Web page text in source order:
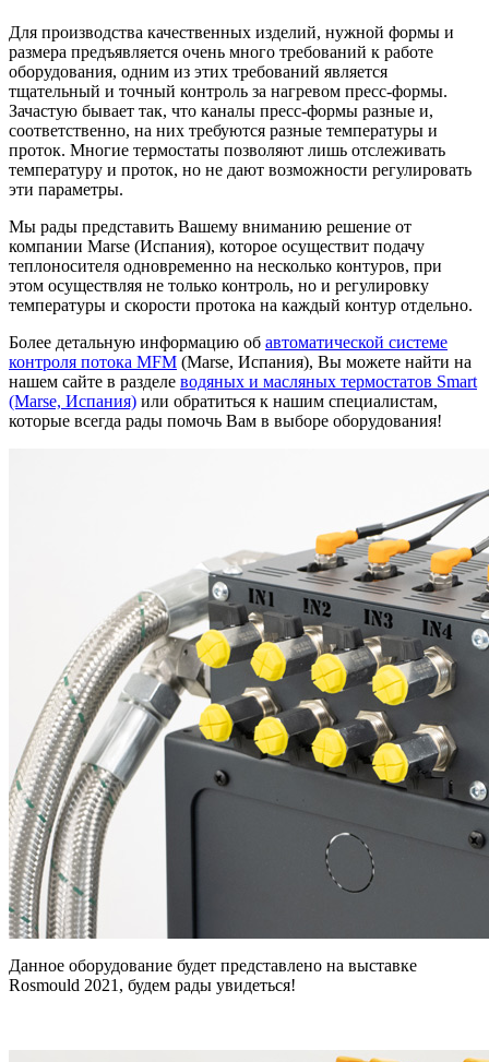
Для производства качественных изделий, нужной формы и
размера предъявляется очень много требований к работе
оборудования, одним из этих требований является
тщательный и точный контроль за нагревом пресс-формы.
Зачастую бывает так, что каналы пресс-формы разные и,
соответственно, на них требуются разные температуры и
проток. Многие термостаты позволяют лишь отслеживать
температуру и проток, но не дают возможности регулировать
эти параметры.
Мы рады представить Вашему вниманию решение от
компании Marse (Испания), которое осуществит подачу
теплоносителя одновременно на несколько контуров, при
этом осуществляя не только контроль, но и регулировку
температуры и скорости протока на каждый контур отдельно.
Более детальную информацию об автоматической системе
контроля потока MFM (Marse, Испания), Вы можете найти на
нашем сайте в разделе водяных и масляных термостатов Smart
(Marse, Испания) или обратиться к нашим специалистам,
которые всегда рады помочь Вам в выборе оборудования!
Данное оборудование будет представлено на выставке
Rosmould 2021, будем рады увидеться!